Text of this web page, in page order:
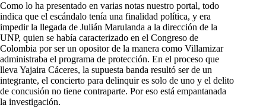
Como lo ha presentado en varias notas nuestro portal, todo
indica que el escándalo tenía una finalidad política, y era
impedir la llegada de Julián Marulanda a la dirección de la
UNP, quien se había caracterizado en el Congreso de
Colombia por ser un opositor de la manera como Villamizar
administraba el programa de protección. En el proceso que
lleva Yajaira Cáceres, la supuesta banda resultó ser de un
integrante, el concierto para delinquir es solo de uno y el delito
de concusión no tiene contraparte. Por eso está empantanada
la investigación.